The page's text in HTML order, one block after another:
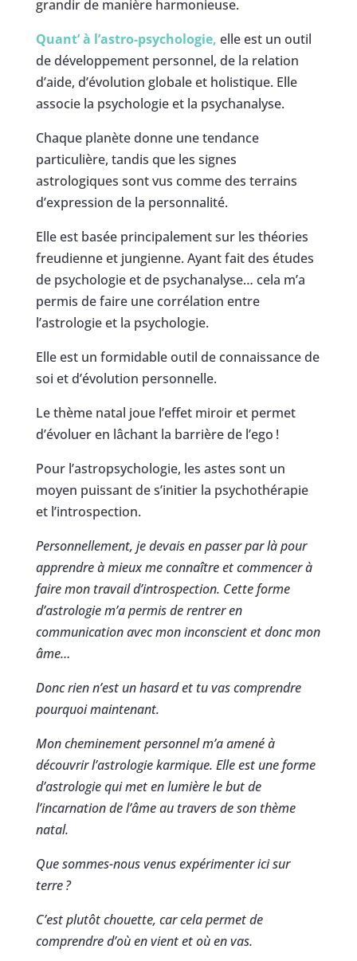
grandir de manière harmonieuse.
Quant’ à l’astro-psychologie, elle est un outil
de développement personnel, de la relation
d’aide, d’évolution globale et holistique. Elle
associe la psychologie et la psychanalyse.
Chaque planète donne une tendance
particulière, tandis que les signes
astrologiques sont vus comme des terrains
d’expression de la personnalité.
Elle est basée principalement sur les théories
freudienne et jungienne. Ayant fait des études
de psychologie et de psychanalyse… cela m’a
permis de faire une corrélation entre
l’astrologie et la psychologie.
Elle est un formidable outil de connaissance de
soi et d’évolution personnelle.
Le thème natal joue l’effet miroir et permet
d’évoluer en lâchant la barrière de l’ego !
Pour l’astropsychologie, les astes sont un
moyen puissant de s’initier la psychothérapie
et l’introspection.
Personnellement, je devais en passer par là pour
apprendre à mieux me connaître et commencer à
faire mon travail d’introspection. Cette forme
d’astrologie m’a permis de rentrer en
communication avec mon inconscient et donc mon
âme…
Donc rien n’est un hasard et tu vas comprendre
pourquoi maintenant.
Mon cheminement personnel m’a amené à
découvrir l’astrologie karmique. Elle est une forme
d’astrologie qui met en lumière le but de
l’incarnation de l’âme au travers de son thème
natal.
Que sommes-nous venus expérimenter ici sur
terre?
C’est plutôt chouette, car cela permet de
comprendre d’où en vient et où en vas.